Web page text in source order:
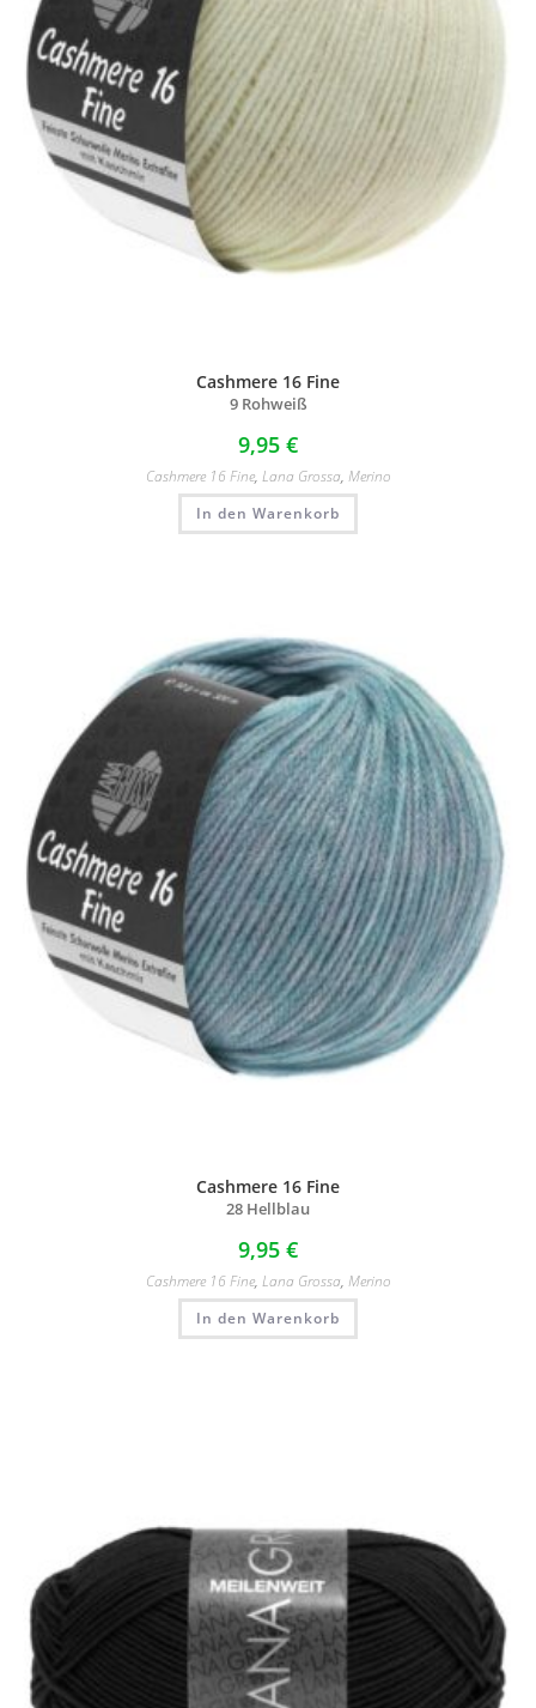
Cashmere 16 Fine
9 Rohweiß
9,95 €
Cashmere 16 Fine, Lana Grossa, Merino
In den Warenkorb
Cashmere 16 Fine
28 Hellblau
9,95 €
Cashmere 16 Fine, Lana Grossa, Merino
In den Warenkorb